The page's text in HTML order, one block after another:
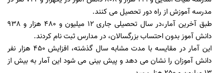
مدرسه آموزش از راه دور تحصیل می کنند.
طبق آخرین آمار،در سال تحصیلی جاری 12 میلیون و 480 هزار و 938
دانش آموز بدون احتساب بزرگسالان، در مدارس ثبت نام کردند.
این آمار در مقایسه با مدت مشابه سال گذشته، افزایش 450 هزار نفر
دانش آموزان را نشان می دهد و پیش بینی می شود این آمار به بیش از